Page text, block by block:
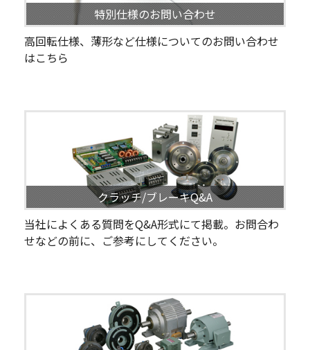
特別仕様のお問い合わせ
高回転仕様、薄形など仕様についてのお問い合わせ
はこちら
クラッチ/ブレーキQ&A
当社によくある質問をQ&A形式にて掲載。お問合わ
せなどの前に、ご参考にしてください。